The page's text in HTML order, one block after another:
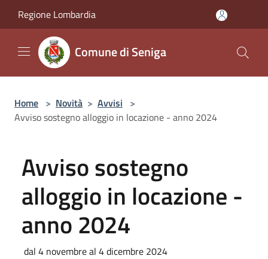
Regione Lombardia
Comune di Seniga
Home > Novità > Avvisi >
Avviso sostegno alloggio in locazione - anno 2024
Avviso sostegno
alloggio in locazione -
anno 2024
dal 4 novembre al 4 dicembre 2024